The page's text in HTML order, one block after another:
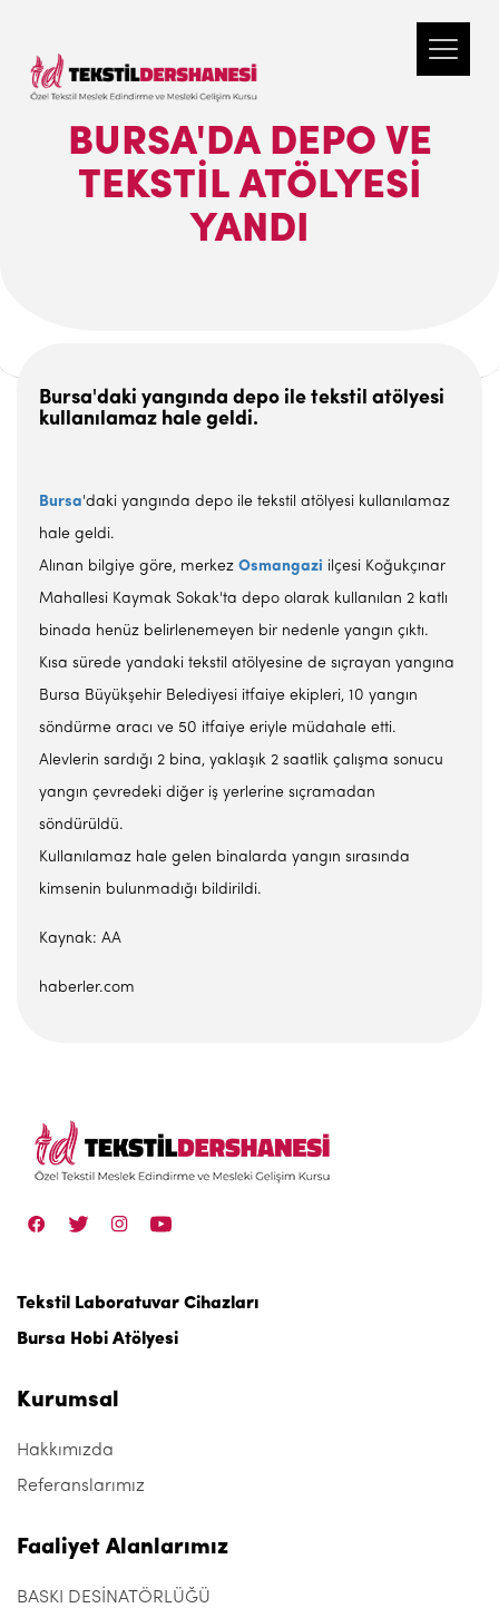
BURSA'DA DEPO VE
TEKSTIL ATÖLYESI
YANDI
Bursa'daki yangında depo ile tekstil atölyesi
kullanılamaz hale geldi.
Bursa'daki yangında depo ile tekstil atölyesi kullanılamaz
hale geldi.
Alınan bilgiye göre, merkez Osmangazi ilçesi Koğukçınar
Mahallesi Kaymak Sokak'ta depo olarak kullanılan 2 katlı
binada henüz belirlenemeyen bir nedenle yangın çıktı.
Kısa sürede yandaki tekstil atölyesine de sıçrayan yangına
Bursa Büyükşehir Belediyesi itfaiye ekipleri, 10 yangın
söndürme aracı ve 50 itfaiye eriyle müdahale etti.
Alevlerin sardığı 2 bina, yaklaşık 2 saatlik çalışma sonucu
yangın çevredeki diğer iş yerlerine sıçramadan
söndürüldü.
Kullanılamaz hale gelen binalarda yangın sırasında
kimsenin bulunmadığı bildirildi.
Kaynak: AA
haberler.com
Tekstil Laboratuvar Cihazları
Bursa Hobi Atölyesi
Kurumsal
Hakkımızda
Referanslarımız
Faaliyet Alanlarımız
BASKI DESİNATÖRLÜĞÜ